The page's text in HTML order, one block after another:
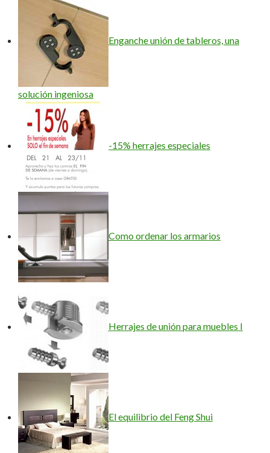
Enganche unión de tableros, una
solución ingeniosa
-15% herrajes especiales
Como ordenar los armarios
Herrajes de unión para muebles I
El equilibrio del Feng Shui